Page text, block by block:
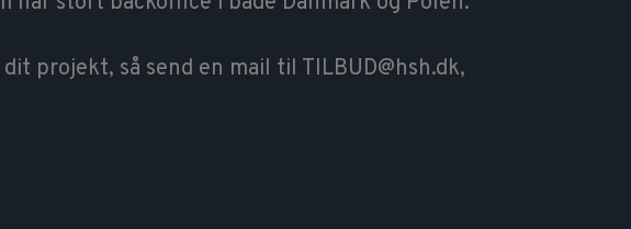
projekt, så send en mail til TILBUD@hsh.dk,